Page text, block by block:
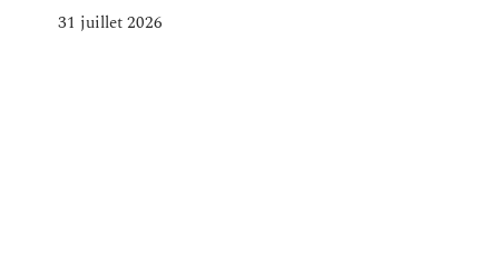
31 juillet 2026